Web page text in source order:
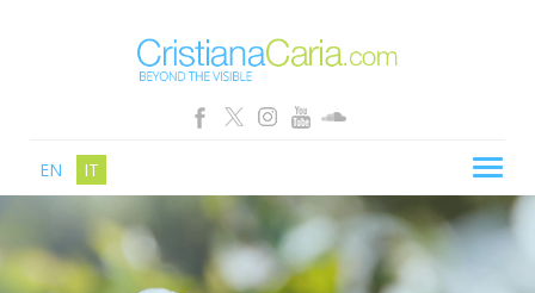
EN IT
CRISTIANA CARIA